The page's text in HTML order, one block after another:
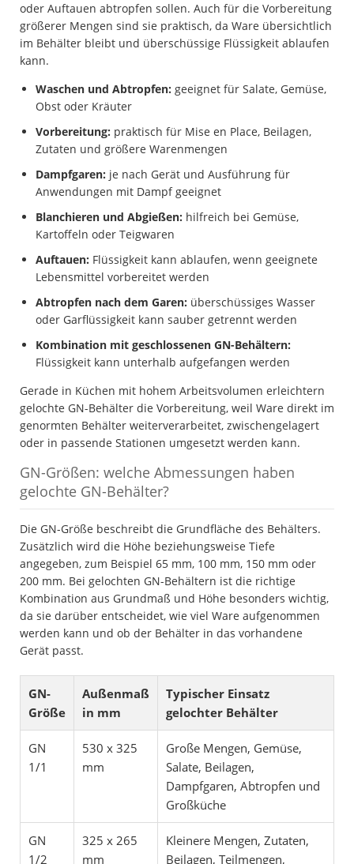
oder Auftauen abtropfen sollen. Auch für die Vorbereitung
größerer Mengen sind sie praktisch, da Ware übersichtlich
im Behälter bleibt und überschüssige Flüssigkeit ablaufen
kann.
Waschen und Abtropfen: geeignet für Salate, Gemüse,
Obst oder Kräuter
Vorbereitung: praktisch für Mise en Place, Beilagen,
Zutaten und größere Warenmengen
Dampfgaren: je nach Gerät und Ausführung für
Anwendungen mit Dampf geeignet
Blanchieren und Abgießen: hilfreich bei Gemüse,
Kartoffeln oder Teigwaren
Auftauen: Flüssigkeit kann ablaufen, wenn geeignete
Lebensmittel vorbereitet werden
Abtropfen nach dem Garen: überschüssiges Wasser
oder Garflüssigkeit kann sauber getrennt werden
Kombination mit geschlossenen GN-Behältern:
Flüssigkeit kann unterhalb aufgefangen werden
Gerade in Küchen mit hohem Arbeitsvolumen erleichtern
gelochte GN-Behälter die Vorbereitung, weil Ware direkt im
genormten Behälter weiterverarbeitet, zwischengelagert
oder in passende Stationen umgesetzt werden kann.
GN-Größen: welche Abmessungen haben
gelochte GN-Behälter?
Die GN-Größe beschreibt die Grundfläche des Behälters.
Zusätzlich wird die Höhe beziehungsweise Tiefe
angegeben, zum Beispiel 65 mm, 100 mm, 150 mm oder
200 mm. Bei gelochten GN-Behältern ist die richtige
Kombination aus Grundmaß und Höhe besonders wichtig,
da sie darüber entscheidet, wie viel Ware aufgenommen
werden kann und ob der Behälter in das vorhandene
Gerät passt.
GN-
Größe
Außenmaß
in mm
Typischer Einsatz
gelochter Behälter
GN
1/1
530 x 325
mm
Große Mengen, Gemüse,
Salate, Beilagen,
Dampfgaren, Abtropfen und
Großküche
GN
1/2
325 x 265
mm
Kleinere Mengen, Zutaten,
Beilagen, Teilmengen,